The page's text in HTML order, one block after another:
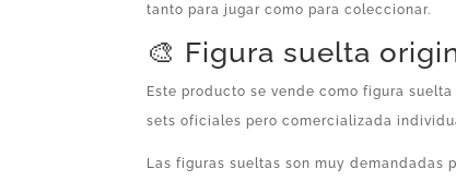
tanto para jugar como para coleccionar.
🎨 Figura suelta
Este producto se vende como figura
sets oficiales pero comercializada
Las figuras sueltas son muy demandadas